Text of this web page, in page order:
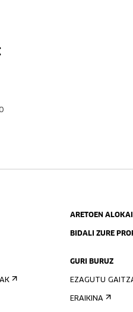
ARETOEN
BIDALI ZURE
GURI BURUZ
EZAGUTU
ERAIKINA